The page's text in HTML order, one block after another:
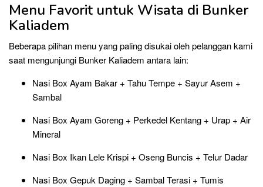
Menu Favorit untuk Wisata di Bunker
Kaliadem
Beberapa pilihan menu yang paling disukai oleh pelanggan kami
saat mengunjungi Bunker Kaliadem antara lain:
Nasi Box Ayam Bakar + Tahu Tempe + Sayur Asem +
Sambal
Nasi Box Ayam Goreng + Perkedel Kentang + Urap + Air
Mineral
Nasi Box Ikan Lele Krispi + Oseng Buncis + Telur Dadar
Nasi Box Gepuk Daging + Sambal Terasi + Tumis